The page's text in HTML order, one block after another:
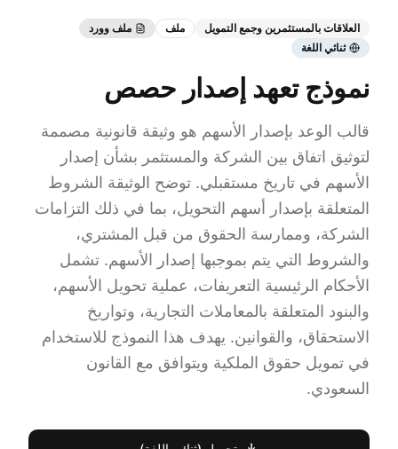
العلاقات بالمستثمرين وجمع التمويل ملف
ملف وورد
ثنائي اللغة
نموذج تعهد إصدار حصص
قالب الوعد بإصدار الأسهم هو وثيقة قانونية مصممة
لتوثيق اتفاق بين الشركة والمستثمر بشأن إصدار
الأسهم في تاريخ مستقبلي. توضح الوثيقة الشروط
المتعلقة بإصدار أسهم التحويل، بما في ذلك التزامات
الشركة، وممارسة الحقوق من قبل المشتري،
والشروط التي يتم بموجبها إصدار الأسهم. تشمل
الأحكام الرئيسية التعريفات، عملية تحويل الأسهم،
والبنود المتعلقة بالمعاملات التجارية، وتواريخ
الاستحقاق، والقوانين. يهدف هذا النموذج للاستخدام
في تمويل حقوق الملكية ويتوافق مع القانون
السعودي.